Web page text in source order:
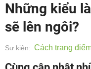
Những kiểu
sẽ lên ngôi?
Sự kiện: Cách trang